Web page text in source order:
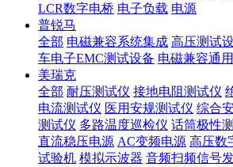
LCR数字电桥 电子负载 电源
普锐马
全部 电磁兼容系统集成 高压测试
车电子EMC测试设备 电磁兼容通
美瑞克
全部 耐压测试仪 接地电阻测试仪
电流测试仪 医用安规测试仪 综合
测试仪 多路温度巡检仪 话筒极性
直流稳压电源 AC变频电源 高压数
试验机 模拟示波器 音频扫频信号